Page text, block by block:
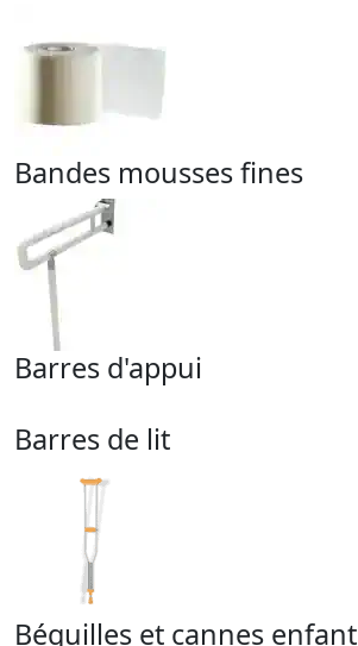
Bandes mousses fines
Barres d'appui
Barres de lit
Béquilles et cannes enfant